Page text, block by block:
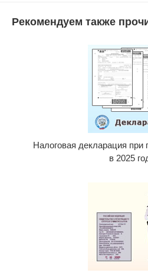
Рекомендуем также
Налоговая декларация
в 2025